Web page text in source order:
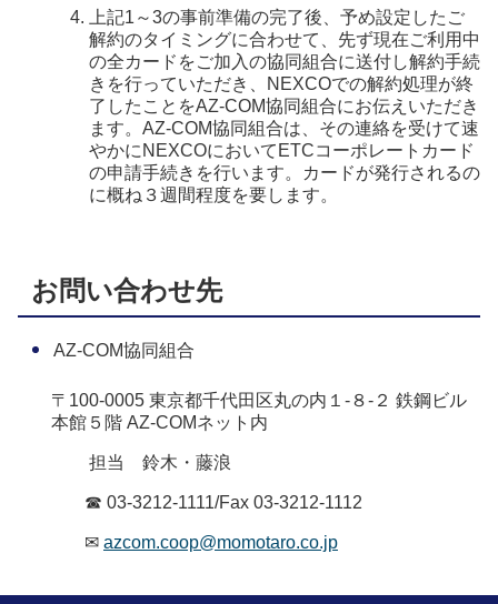
上記1～3の事前準備の完了後、予め設定したご
解約のタイミングに合わせて、先ず現在ご利用中
の全カードをご加入の協同組合に送付し解約手続
きを行っていただき、NEXCOでの解約処理が終
了したことをAZ-COM協同組合にお伝えいただき
ます。AZ-COM協同組合は、その連絡を受けて速
やかにNEXCOにおいてETCコーポレートカード
の申請手続きを行います。カードが発行されるの
に概ね３週間程度を要します。
お問い合わせ先
AZ-COM協同組合
〒100-0005 東京都千代田区丸の内１-８-２ 鉄鋼ビル
本館５階 AZ-COMネット内
担当 鈴木・藤浪
☎ 03-3212-1111/Fax 03-3212-1112
✉ azcom.coop@momotaro.co.jp